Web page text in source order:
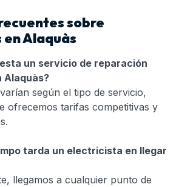
sobre
Alaquàs
un servicio de reparación
Alaquàs?
según el tipo de servicio,
ofrecemos tarifas competitivas y
tarda un electricista en llegar
llegamos a cualquier punto de